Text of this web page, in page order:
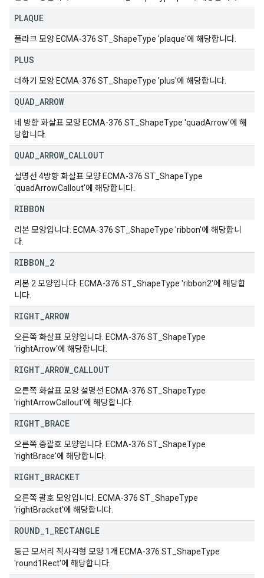
PLAQUE
플라크 모양 ECMA-376 ST_ShapeType 'plaque'에 해당합니다.
PLUS
더하기 모양 ECMA-376 ST_ShapeType 'plus'에 해당합니다.
QUAD ARROW
네 방향 화살표 모양 ECMA-376 ST_ShapeType 'quadArrow'에 해
당합니다.
QUAD ARROW_ CALLOUT
설명선 4방향 화살표 모양 ECMA-376 ST_ShapeType
'quadArrowCallout'에 해당합니다.
RIBBON
리본 모양입니다. ECMA-376 ST_ShapeType 'ribbon'에 해당합니
다.
RIBBON 2
리본 2 모양입니다. ECMA-376 ST_ShapeType 'ribbon2'에 해당합
니다.
RIGHT ARROW
오른쪽 화살표 모양입니다. ECMA-376 ST_ShapeType
'rightArrow'에 해당합니다.
RIGHT ARROW_ CALLOUT
오른쪽 화살표 모양 설명선 ECMA-376 ST_ShapeType
'rightArrowCallout'에 해당합니다.
RIGHT BRACE
오른쪽 중괄호 모양입니다. ECMA-376 ST_ShapeType
'rightBrace'에 해당합니다.
RIGHT BRACKET
오른쪽 괄호 모양입니다. ECMA-376 ST_ShapeType
'rightBracket'에 해당합니다.
ROUND 1 RECTANGLE
둥근 모서리 직사각형 모양 1개 ECMA-376 ST_ShapeType
'round1Rect'에 해당합니다.